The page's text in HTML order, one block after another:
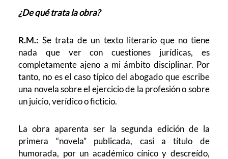
¿De qué trata la obra?
R.M.: Se trata de un texto literario que no tiene
nada que ver con cuestiones jurídicas, es
completamente ajeno a mi ámbito disciplinar. Por
tanto, no es el caso típico del abogado que escribe
una novela sobre el ejercicio de la profesión o sobre
un juicio, verídico o ficticio.
La obra aparenta ser la segunda edición de la
primera “novela” publicada, casi a título de
humorada, por un académico cínico y descreído,